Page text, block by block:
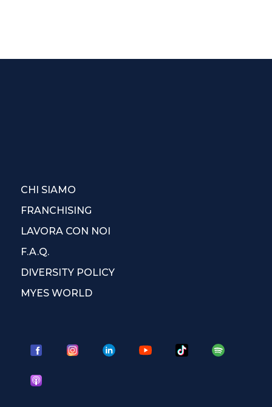
CHI SIAMO
FRANCHISING
LAVORA CON NOI
F.A.Q.
DIVERSITY POLICY
MYES WORLD